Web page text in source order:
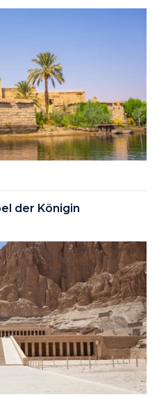
der Königin